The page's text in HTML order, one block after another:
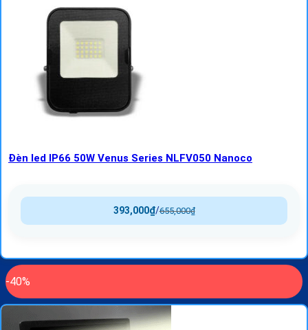
Đèn led IP66 50W Venus Series NLFV050 Nanoco
655,000₫
/
393,000₫
-40%